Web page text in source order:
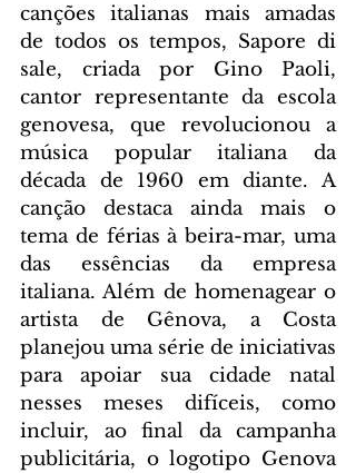
canções italianas mais amadas
de todos os tempos, Sapore di
sale, criada por Gino Paoli,
cantor representante da escola
genovesa, que revolucionou a
música popular italiana da
década de 1960 em diante. A
canção destaca ainda mais o
tema de férias à beira-mar, uma
das essências da empresa
italiana. Além de homenagear o
artista de Gênova, a Costa
planejou uma série de iniciativas
para apoiar sua cidade natal
nesses meses difíceis, como
incluir, ao final da campanha
publicitária, o logotipo Genova